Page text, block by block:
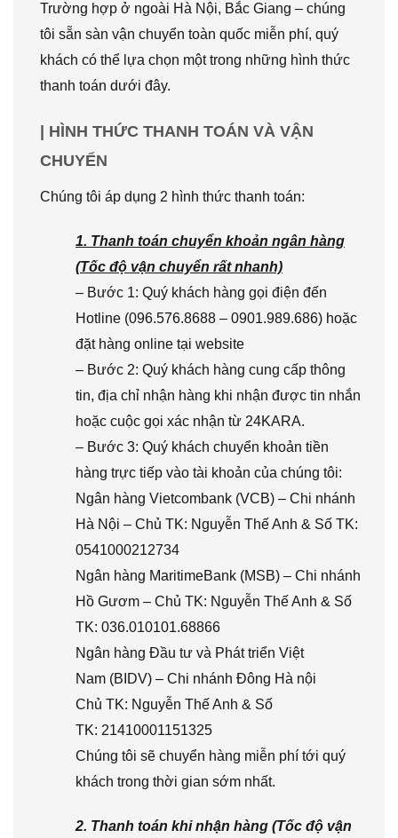
Trường hợp ở ngoài Hà Nội, Bắc Giang – chúng
tôi sẵn sàn vận chuyển toàn quốc miễn phí, quý
khách có thể lựa chọn một trong những hình thức
thanh toán dưới đây.
| HÌNH THỨC THANH TOÁN VÀ VẬN
CHUYỂN
Chúng tôi áp dụng 2 hình thức thanh toán:
1. Thanh toán chuyển khoản ngân hàng
(Tốc độ vận chuyển rất nhanh)
– Bước 1: Quý khách hàng gọi điện đến
Hotline (096.576.8688 – 0901.989.686) hoặc
đặt hàng online tại website
– Bước 2: Quý khách hàng cung cấp thông
tin, địa chỉ nhận hàng khi nhận được tin nhắn
hoặc cuộc gọi xác nhận từ 24KARA.
– Bước 3: Quý khách chuyển khoản tiền
hàng trực tiếp vào tài khoản của chúng tôi:
Ngân hàng Vietcombank (VCB) – Chi nhánh
Hà Nội – Chủ TK: Nguyễn Thế Anh & Số TK:
0541000212734
Ngân hàng MaritimeBank (MSB) – Chi nhánh
Hồ Gươm – Chủ TK: Nguyễn Thế Anh & Số
TK: 036.010101.68866
Ngân hàng Đầu tư và Phát triển Việt
Nam (BIDV) – Chi nhánh Đông Hà nội
Chủ TK: Nguyễn Thế Anh & Số
TK: 21410001151325
Chúng tôi sẽ chuyển hàng miễn phí tới quý
khách trong thời gian sớm nhất.
2. Thanh toán khi nhận hàng (Tốc độ vận